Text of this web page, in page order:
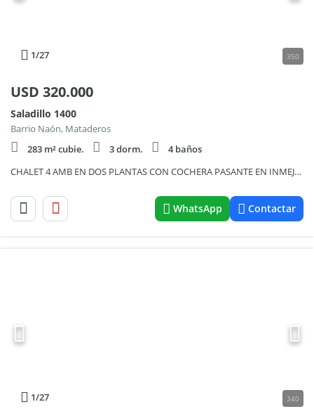
1/27 350
USD 320.000
Saladillo 1400
Barrio Naón, Mataderos
283 m² cubie.
3 dorm.
4 baños
CHALET 4 AMB EN DOS PLANTAS CON COCHERA PASANTE EN INMEJORABLE ZONA.
WhatsApp Contactar
1/27 340